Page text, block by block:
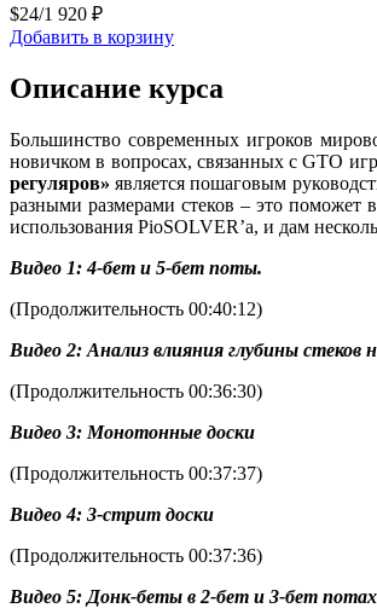
$24/1 920 ₽
Добавить в корзину
Описание курса
Большинство современных игроков
новичком в вопросах, связанных с GTO
регуляров» является пошаговым
разными размерами стеков – это поможет
использования PioSOLVER’а, и дам
Видео 1: 4-бет и 5-бет поты.
(Продолжительность 00:40:12)
Видео 2: Анализ влияния глубины стеков
(Продолжительность 00:36:30)
Видео 3: Монотонные доски
(Продолжительность 00:37:37)
Видео 4: 3-стрит доски
(Продолжительность 00:37:36)
Видео 5: Донк-беты в 2-бет и 3-бет потах